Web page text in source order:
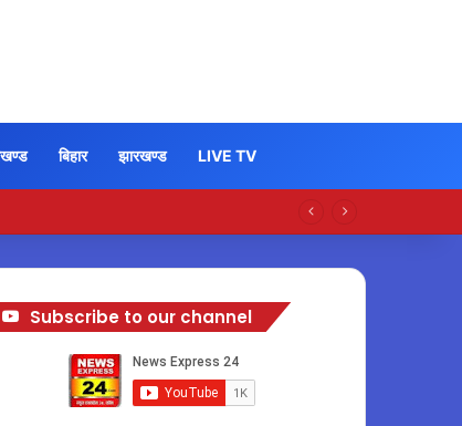
बिहार झारखण्ड LIVE TV
Subscribe to our channel